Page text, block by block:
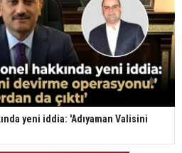
yeni iddia: 'Adıyaman Valisini